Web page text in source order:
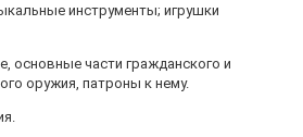
инструменты; игрушки
основные части гражданского и
оружия, патроны к нему.